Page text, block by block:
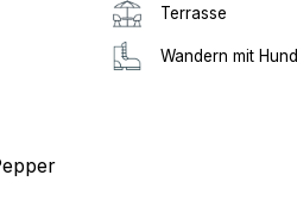
Terrasse
Wandern mit Hund